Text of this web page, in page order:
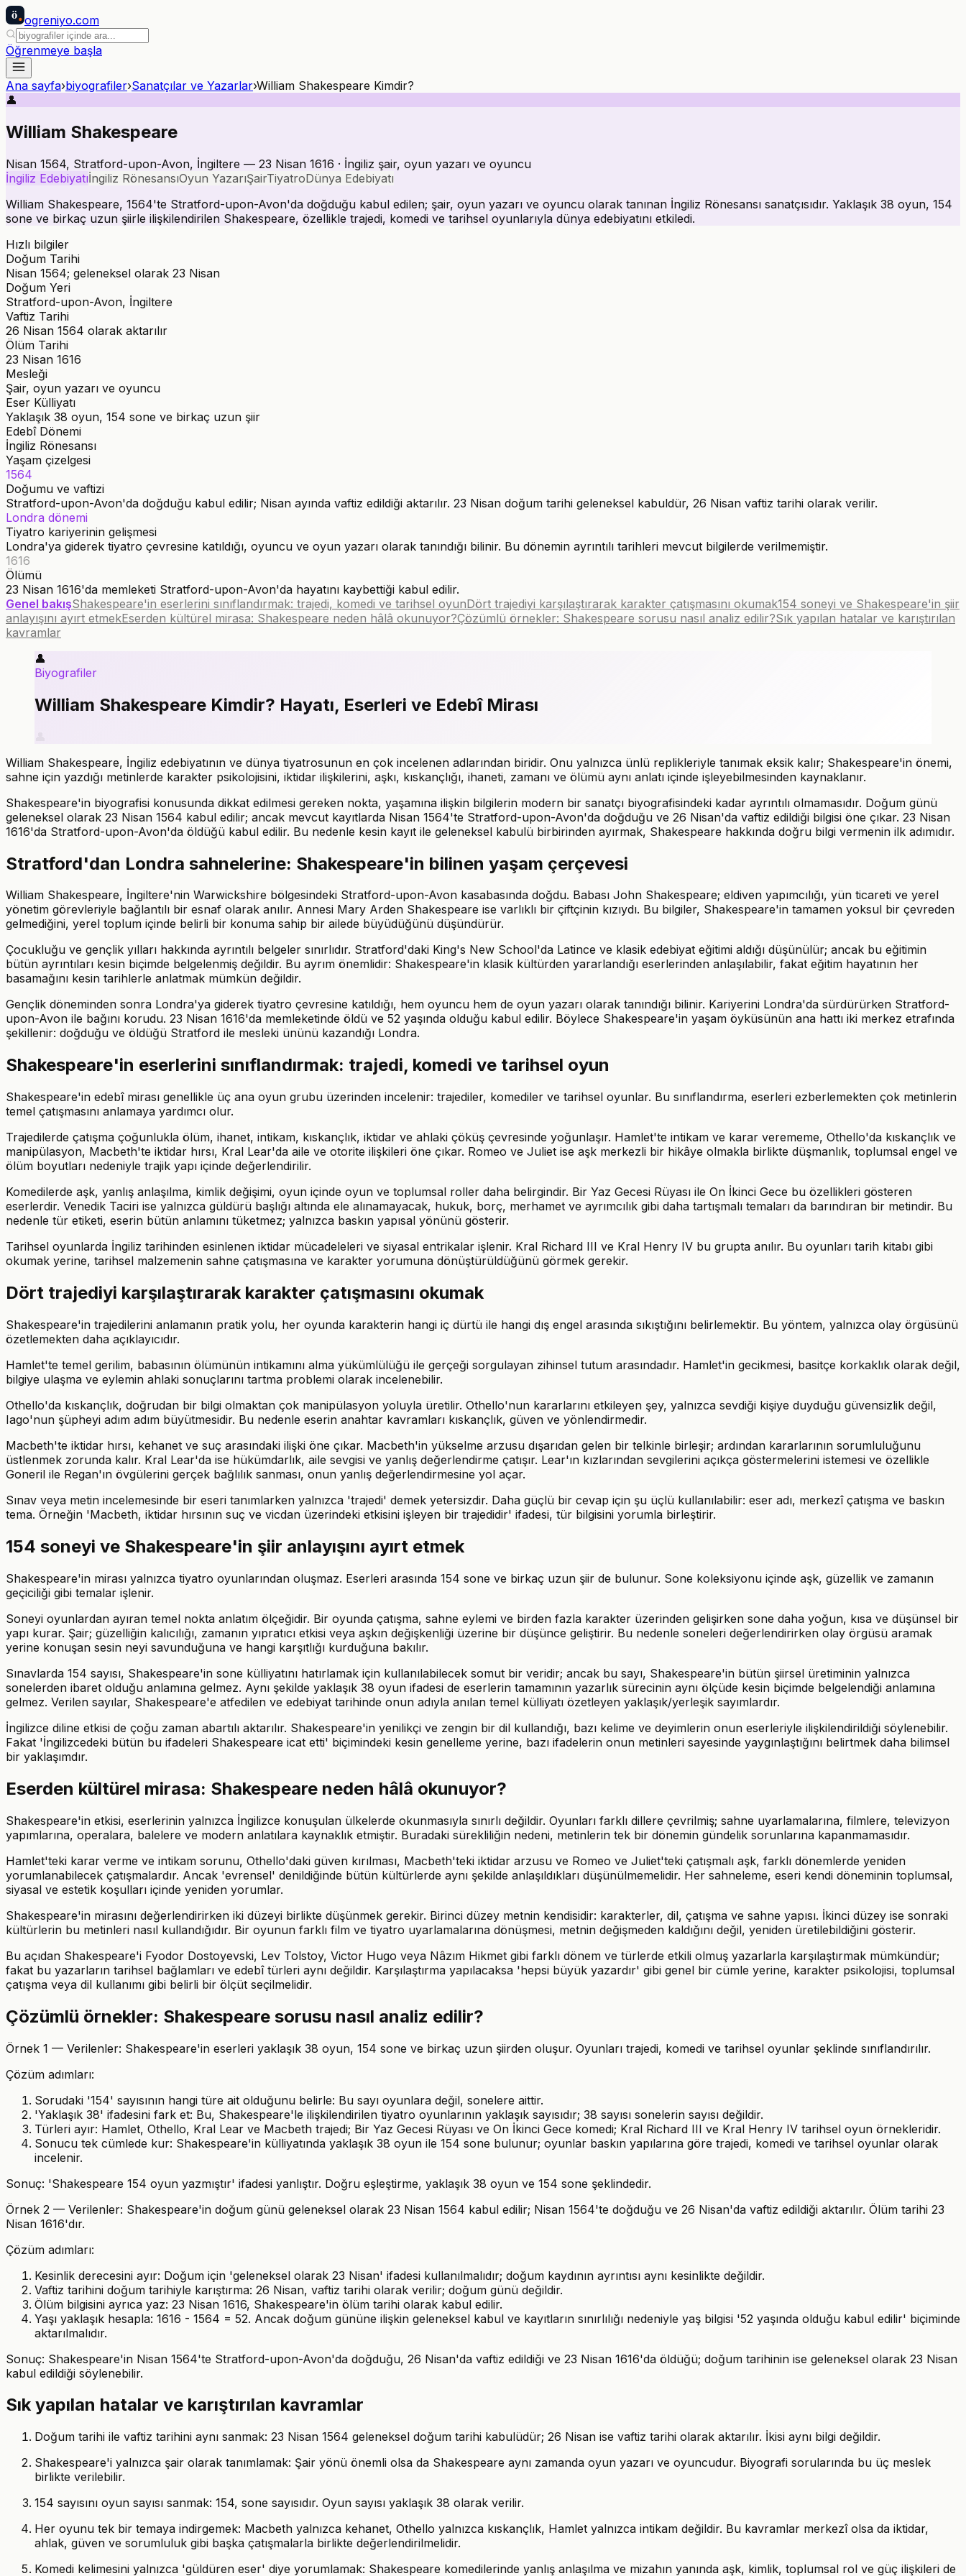
ö ogreniyo.com
Öğrenmeye başla
Ana sayfa›biyografiler›Sanatçılar ve Yazarlar›William Shakespeare Kimdir?
👤
William Shakespeare
Nisan 1564, Stratford-upon-Avon, İngiltere — 23 Nisan 1616 · İngiliz şair, oyun yazarı ve oyuncu
İngiliz Edebiyatıİngiliz RönesansıOyun YazarıŞairTiyatroDünya Edebiyatı
William Shakespeare, 1564'te Stratford-upon-Avon'da doğduğu kabul edilen; şair, oyun yazarı ve oyuncu olarak tanınan İngiliz Rönesansı sanatçısıdır. Yaklaşık 38 oyun, 154
sone ve birkaç uzun şiirle ilişkilendirilen Shakespeare, özellikle trajedi, komedi ve tarihsel oyunlarıyla dünya edebiyatını etkiledi.
Hızlı bilgiler
Doğum Tarihi
Nisan 1564; geleneksel olarak 23 Nisan
Doğum Yeri
Stratford-upon-Avon, İngiltere
Vaftiz Tarihi
26 Nisan 1564 olarak aktarılır
Ölüm Tarihi
23 Nisan 1616
Mesleği
Şair, oyun yazarı ve oyuncu
Eser Külliyatı
Yaklaşık 38 oyun, 154 sone ve birkaç uzun şiir
Edebî Dönemi
İngiliz Rönesansı
Yaşam çizelgesi
1564
Doğumu ve vaftizi
Stratford-upon-Avon'da doğduğu kabul edilir; Nisan ayında vaftiz edildiği aktarılır. 23 Nisan doğum tarihi geleneksel kabuldür, 26 Nisan vaftiz tarihi olarak verilir.
Londra dönemi
Tiyatro kariyerinin gelişmesi
Londra'ya giderek tiyatro çevresine katıldığı, oyuncu ve oyun yazarı olarak tanındığı bilinir. Bu dönemin ayrıntılı tarihleri mevcut bilgilerde verilmemiştir.
1616
Ölümü
23 Nisan 1616'da memleketi Stratford-upon-Avon'da hayatını kaybettiği kabul edilir.
Genel bakışShakespeare'in eserlerini sınıflandırmak: trajedi, komedi ve tarihsel oyunDört trajediyi karşılaştırarak karakter çatışmasını okumak154 soneyi ve Shakespeare'in şiir
anlayışını ayırt etmekEserden kültürel mirasa: Shakespeare neden hâlâ okunuyor?Çözümlü örnekler: Shakespeare sorusu nasıl analiz edilir?Sık yapılan hatalar ve karıştırılan
kavramlar
👤
Biyografiler
William Shakespeare Kimdir? Hayatı, Eserleri ve Edebî Mirası
William Shakespeare, İngiliz edebiyatının ve dünya tiyatrosunun en çok incelenen adlarından biridir. Onu yalnızca ünlü replikleriyle tanımak eksik kalır; Shakespeare'in önemi,
sahne için yazdığı metinlerde karakter psikolojisini, iktidar ilişkilerini, aşkı, kıskançlığı, ihaneti, zamanı ve ölümü aynı anlatı içinde işleyebilmesinden kaynaklanır.
Shakespeare'in biyografisi konusunda dikkat edilmesi gereken nokta, yaşamına ilişkin bilgilerin modern bir sanatçı biyografisindeki kadar ayrıntılı olmamasıdır. Doğum günü
geleneksel olarak 23 Nisan 1564 kabul edilir; ancak mevcut kayıtlarda Nisan 1564'te Stratford-upon-Avon'da doğduğu ve 26 Nisan'da vaftiz edildiği bilgisi öne çıkar. 23 Nisan
1616'da Stratford-upon-Avon'da öldüğü kabul edilir. Bu nedenle kesin kayıt ile geleneksel kabulü birbirinden ayırmak, Shakespeare hakkında doğru bilgi vermenin ilk adımıdır.
Stratford'dan Londra sahnelerine: Shakespeare'in bilinen yaşam çerçevesi
William Shakespeare, İngiltere'nin Warwickshire bölgesindeki Stratford-upon-Avon kasabasında doğdu. Babası John Shakespeare; eldiven yapımcılığı, yün ticareti ve yerel
yönetim görevleriyle bağlantılı bir esnaf olarak anılır. Annesi Mary Arden Shakespeare ise varlıklı bir çiftçinin kızıydı. Bu bilgiler, Shakespeare'in tamamen yoksul bir çevreden
gelmediğini, yerel toplum içinde belirli bir konuma sahip bir ailede büyüdüğünü düşündürür.
Çocukluğu ve gençlik yılları hakkında ayrıntılı belgeler sınırlıdır. Stratford'daki King's New School'da Latince ve klasik edebiyat eğitimi aldığı düşünülür; ancak bu eğitimin
bütün ayrıntıları kesin biçimde belgelenmiş değildir. Bu ayrım önemlidir: Shakespeare'in klasik kültürden yararlandığı eserlerinden anlaşılabilir, fakat eğitim hayatının her
basamağını kesin tarihlerle anlatmak mümkün değildir.
Gençlik döneminden sonra Londra'ya giderek tiyatro çevresine katıldığı, hem oyuncu hem de oyun yazarı olarak tanındığı bilinir. Kariyerini Londra'da sürdürürken Stratford-
upon-Avon ile bağını korudu. 23 Nisan 1616'da memleketinde öldü ve 52 yaşında olduğu kabul edilir. Böylece Shakespeare'in yaşam öyküsünün ana hattı iki merkez etrafında
şekillenir: doğduğu ve öldüğü Stratford ile mesleki ününü kazandığı Londra.
Shakespeare'in eserlerini sınıflandırmak: trajedi, komedi ve tarihsel oyun
Shakespeare'in edebî mirası genellikle üç ana oyun grubu üzerinden incelenir: trajediler, komediler ve tarihsel oyunlar. Bu sınıflandırma, eserleri ezberlemekten çok metinlerin
temel çatışmasını anlamaya yardımcı olur.
Trajedilerde çatışma çoğunlukla ölüm, ihanet, intikam, kıskançlık, iktidar ve ahlaki çöküş çevresinde yoğunlaşır. Hamlet'te intikam ve karar verememe, Othello'da kıskançlık ve
manipülasyon, Macbeth'te iktidar hırsı, Kral Lear'da aile ve otorite ilişkileri öne çıkar. Romeo ve Juliet ise aşk merkezli bir hikâye olmakla birlikte düşmanlık, toplumsal engel ve
ölüm boyutları nedeniyle trajik yapı içinde değerlendirilir.
Komedilerde aşk, yanlış anlaşılma, kimlik değişimi, oyun içinde oyun ve toplumsal roller daha belirgindir. Bir Yaz Gecesi Rüyası ile On İkinci Gece bu özellikleri gösteren
eserlerdir. Venedik Taciri ise yalnızca güldürü başlığı altında ele alınamayacak, hukuk, borç, merhamet ve ayrımcılık gibi daha tartışmalı temaları da barındıran bir metindir. Bu
nedenle tür etiketi, eserin bütün anlamını tüketmez; yalnızca baskın yapısal yönünü gösterir.
Tarihsel oyunlarda İngiliz tarihinden esinlenen iktidar mücadeleleri ve siyasal entrikalar işlenir. Kral Richard III ve Kral Henry IV bu grupta anılır. Bu oyunları tarih kitabı gibi
okumak yerine, tarihsel malzemenin sahne çatışmasına ve karakter yorumuna dönüştürüldüğünü görmek gerekir.
Dört trajediyi karşılaştırarak karakter çatışmasını okumak
Shakespeare'in trajedilerini anlamanın pratik yolu, her oyunda karakterin hangi iç dürtü ile hangi dış engel arasında sıkıştığını belirlemektir. Bu yöntem, yalnızca olay örgüsünü
özetlemekten daha açıklayıcıdır.
Hamlet'te temel gerilim, babasının ölümünün intikamını alma yükümlülüğü ile gerçeği sorgulayan zihinsel tutum arasındadır. Hamlet'in gecikmesi, basitçe korkaklık olarak değil,
bilgiye ulaşma ve eylemin ahlaki sonuçlarını tartma problemi olarak incelenebilir.
Othello'da kıskançlık, doğrudan bir bilgi olmaktan çok manipülasyon yoluyla üretilir. Othello'nun kararlarını etkileyen şey, yalnızca sevdiği kişiye duyduğu güvensizlik değil,
Iago'nun şüpheyi adım adım büyütmesidir. Bu nedenle eserin anahtar kavramları kıskançlık, güven ve yönlendirmedir.
Macbeth'te iktidar hırsı, kehanet ve suç arasındaki ilişki öne çıkar. Macbeth'in yükselme arzusu dışarıdan gelen bir telkinle birleşir; ardından kararlarının sorumluluğunu
üstlenmek zorunda kalır. Kral Lear'da ise hükümdarlık, aile sevgisi ve yanlış değerlendirme çatışır. Lear'ın kızlarından sevgilerini açıkça göstermelerini istemesi ve özellikle
Goneril ile Regan'ın övgülerini gerçek bağlılık sanması, onun yanlış değerlendirmesine yol açar.
Sınav veya metin incelemesinde bir eseri tanımlarken yalnızca 'trajedi' demek yetersizdir. Daha güçlü bir cevap için şu üçlü kullanılabilir: eser adı, merkezî çatışma ve baskın
tema. Örneğin 'Macbeth, iktidar hırsının suç ve vicdan üzerindeki etkisini işleyen bir trajedidir' ifadesi, tür bilgisini yorumla birleştirir.
154 soneyi ve Shakespeare'in şiir anlayışını ayırt etmek
Shakespeare'in mirası yalnızca tiyatro oyunlarından oluşmaz. Eserleri arasında 154 sone ve birkaç uzun şiir de bulunur. Sone koleksiyonu içinde aşk, güzellik ve zamanın
geçiciliği gibi temalar işlenir.
Soneyi oyunlardan ayıran temel nokta anlatım ölçeğidir. Bir oyunda çatışma, sahne eylemi ve birden fazla karakter üzerinden gelişirken sone daha yoğun, kısa ve düşünsel bir
yapı kurar. Şair; güzelliğin kalıcılığı, zamanın yıpratıcı etkisi veya aşkın değişkenliği üzerine bir düşünce geliştirir. Bu nedenle soneleri değerlendirirken olay örgüsü aramak
yerine konuşan sesin neyi savunduğuna ve hangi karşıtlığı kurduğuna bakılır.
Sınavlarda 154 sayısı, Shakespeare'in sone külliyatını hatırlamak için kullanılabilecek somut bir veridir; ancak bu sayı, Shakespeare'in bütün şiirsel üretiminin yalnızca
sonelerden ibaret olduğu anlamına gelmez. Aynı şekilde yaklaşık 38 oyun ifadesi de eserlerin tamamının yazarlık sürecinin aynı ölçüde kesin biçimde belgelendiği anlamına
gelmez. Verilen sayılar, Shakespeare'e atfedilen ve edebiyat tarihinde onun adıyla anılan temel külliyatı özetleyen yaklaşık/yerleşik sayımlardır.
İngilizce diline etkisi de çoğu zaman abartılı aktarılır. Shakespeare'in yenilikçi ve zengin bir dil kullandığı, bazı kelime ve deyimlerin onun eserleriyle ilişkilendirildiği söylenebilir.
Fakat 'İngilizcedeki bütün bu ifadeleri Shakespeare icat etti' biçimindeki kesin genelleme yerine, bazı ifadelerin onun metinleri sayesinde yaygınlaştığını belirtmek daha bilimsel
bir yaklaşımdır.
Eserden kültürel mirasa: Shakespeare neden hâlâ okunuyor?
Shakespeare'in etkisi, eserlerinin yalnızca İngilizce konuşulan ülkelerde okunmasıyla sınırlı değildir. Oyunları farklı dillere çevrilmiş; sahne uyarlamalarına, filmlere, televizyon
yapımlarına, operalara, balelere ve modern anlatılara kaynaklık etmiştir. Buradaki sürekliliğin nedeni, metinlerin tek bir dönemin gündelik sorunlarına kapanmamasıdır.
Hamlet'teki karar verme ve intikam sorunu, Othello'daki güven kırılması, Macbeth'teki iktidar arzusu ve Romeo ve Juliet'teki çatışmalı aşk, farklı dönemlerde yeniden
yorumlanabilecek çatışmalardır. Ancak 'evrensel' denildiğinde bütün kültürlerde aynı şekilde anlaşıldıkları düşünülmemelidir. Her sahneleme, eseri kendi döneminin toplumsal,
siyasal ve estetik koşulları içinde yeniden yorumlar.
Shakespeare'in mirasını değerlendirirken iki düzeyi birlikte düşünmek gerekir. Birinci düzey metnin kendisidir: karakterler, dil, çatışma ve sahne yapısı. İkinci düzey ise sonraki
kültürlerin bu metinleri nasıl kullandığıdır. Bir oyunun farklı film ve tiyatro uyarlamalarına dönüşmesi, metnin değişmeden kaldığını değil, yeniden üretilebildiğini gösterir.
Bu açıdan Shakespeare'i Fyodor Dostoyevski, Lev Tolstoy, Victor Hugo veya Nâzım Hikmet gibi farklı dönem ve türlerde etkili olmuş yazarlarla karşılaştırmak mümkündür;
fakat bu yazarların tarihsel bağlamları ve edebî türleri aynı değildir. Karşılaştırma yapılacaksa 'hepsi büyük yazardır' gibi genel bir cümle yerine, karakter psikolojisi, toplumsal
çatışma veya dil kullanımı gibi belirli bir ölçüt seçilmelidir.
Çözümlü örnekler: Shakespeare sorusu nasıl analiz edilir?
Örnek 1 — Verilenler: Shakespeare'in eserleri yaklaşık 38 oyun, 154 sone ve birkaç uzun şiirden oluşur. Oyunları trajedi, komedi ve tarihsel oyunlar şeklinde sınıflandırılır.
Çözüm adımları:
Sorudaki '154' sayısının hangi türe ait olduğunu belirle: Bu sayı oyunlara değil, sonelere aittir.
'Yaklaşık 38' ifadesini fark et: Bu, Shakespeare'le ilişkilendirilen tiyatro oyunlarının yaklaşık sayısıdır; 38 sayısı sonelerin sayısı değildir.
Türleri ayır: Hamlet, Othello, Kral Lear ve Macbeth trajedi; Bir Yaz Gecesi Rüyası ve On İkinci Gece komedi; Kral Richard III ve Kral Henry IV tarihsel oyun örnekleridir.
Sonucu tek cümlede kur: Shakespeare'in külliyatında yaklaşık 38 oyun ile 154 sone bulunur; oyunlar baskın yapılarına göre trajedi, komedi ve tarihsel oyunlar olarak
incelenir.
Sonuç: 'Shakespeare 154 oyun yazmıştır' ifadesi yanlıştır. Doğru eşleştirme, yaklaşık 38 oyun ve 154 sone şeklindedir.
Örnek 2 — Verilenler: Shakespeare'in doğum günü geleneksel olarak 23 Nisan 1564 kabul edilir; Nisan 1564'te doğduğu ve 26 Nisan'da vaftiz edildiği aktarılır. Ölüm tarihi 23
Nisan 1616'dır.
Çözüm adımları:
Kesinlik derecesini ayır: Doğum için 'geleneksel olarak 23 Nisan' ifadesi kullanılmalıdır; doğum kaydının ayrıntısı aynı kesinlikte değildir.
Vaftiz tarihini doğum tarihiyle karıştırma: 26 Nisan, vaftiz tarihi olarak verilir; doğum günü değildir.
Ölüm bilgisini ayrıca yaz: 23 Nisan 1616, Shakespeare'in ölüm tarihi olarak kabul edilir.
Yaşı yaklaşık hesapla: 1616 - 1564 = 52. Ancak doğum gününe ilişkin geleneksel kabul ve kayıtların sınırlılığı nedeniyle yaş bilgisi '52 yaşında olduğu kabul edilir' biçiminde
aktarılmalıdır.
Sonuç: Shakespeare'in Nisan 1564'te Stratford-upon-Avon'da doğduğu, 26 Nisan'da vaftiz edildiği ve 23 Nisan 1616'da öldüğü; doğum tarihinin ise geleneksel olarak 23 Nisan
kabul edildiği söylenebilir.
Sık yapılan hatalar ve karıştırılan kavramlar
Doğum tarihi ile vaftiz tarihini aynı sanmak: 23 Nisan 1564 geleneksel doğum tarihi kabulüdür; 26 Nisan ise vaftiz tarihi olarak aktarılır. İkisi aynı bilgi değildir.
Shakespeare'i yalnızca şair olarak tanımlamak: Şair yönü önemli olsa da Shakespeare aynı zamanda oyun yazarı ve oyuncudur. Biyografi sorularında bu üç meslek
birlikte verilebilir.
154 sayısını oyun sayısı sanmak: 154, sone sayısıdır. Oyun sayısı yaklaşık 38 olarak verilir.
Her oyunu tek bir temaya indirgemek: Macbeth yalnızca kehanet, Othello yalnızca kıskançlık, Hamlet yalnızca intikam değildir. Bu kavramlar merkezî olsa da iktidar,
ahlak, güven ve sorumluluk gibi başka çatışmalarla birlikte değerlendirilmelidir.
Komedi kelimesini yalnızca 'güldüren eser' diye yorumlamak: Shakespeare komedilerinde yanlış anlaşılma ve mizahın yanında aşk, kimlik, toplumsal rol ve güç ilişkileri de